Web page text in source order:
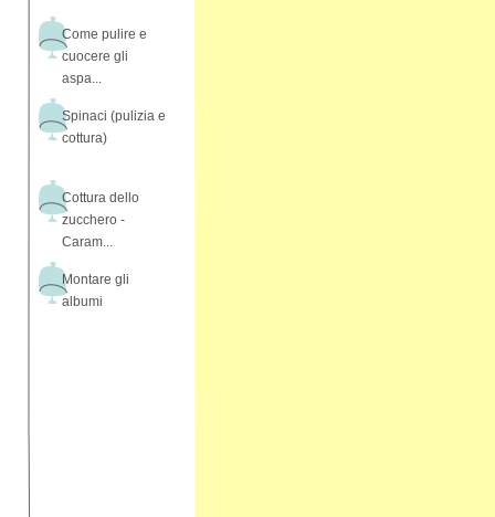
Come pulire e
cuocere gli
aspa...
Spinaci (pulizia e
cottura)
Cottura dello
zucchero -
Caram...
Montare gli
albumi